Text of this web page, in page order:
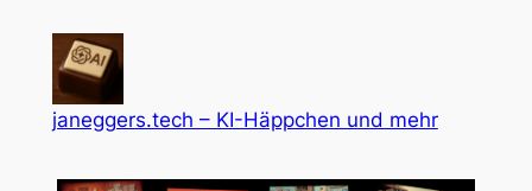
springen
janeggers.tech – KI-Häppchen und mehr